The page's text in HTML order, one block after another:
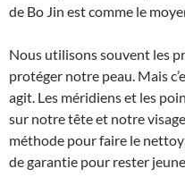
de Bo Jin est comme le
Nous utilisons souvent les
protéger notre peau. Mais
agit. Les méridiens et les
sur notre tête et notre
méthode pour faire le
de garantie pour rester